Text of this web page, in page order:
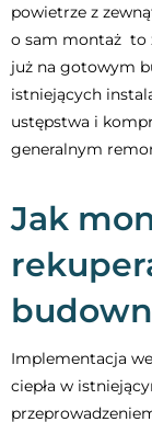
powietrze z
o sam montaż to
już na gotowym
istniejących
ustępstwa i
generalnym
Jak
Implementacja
ciepła w